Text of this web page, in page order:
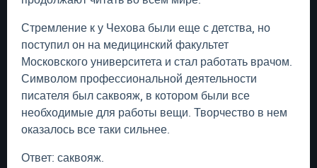
Стремление к у Чехова были еще с детства, но
поступил он на медицинский факультет
Московского университета и стал работать врачом.
Символом профессиональной деятельности
писателя был саквояж, в котором были все
необходимые для работы вещи. Творчество в нем
оказалось все таки сильнее.
Ответ: саквояж.